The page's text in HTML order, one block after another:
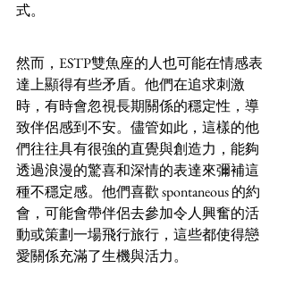
式。
然而，ESTP雙魚座的人也可能在情感表
達上顯得有些矛盾。他們在追求刺激
時，有時會忽視長期關係的穩定性，導
致伴侶感到不安。儘管如此，這樣的他
們往往具有很強的直覺與創造力，能夠
透過浪漫的驚喜和深情的表達來彌補這
種不穩定感。他們喜歡 spontaneous 的約
會，可能會帶伴侶去參加令人興奮的活
動或策劃一場飛行旅行，這些都使得戀
愛關係充滿了生機與活力。